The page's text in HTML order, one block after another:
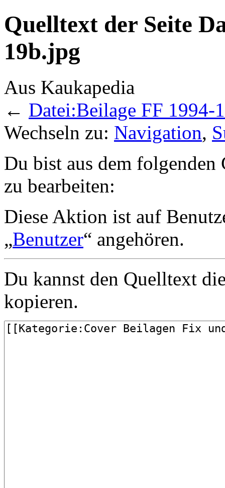
Quelltext der Seite
19b.jpg
Aus Kaukapedia
← Datei:Beilage FF 1994-
Wechseln zu: Navigation,
Du bist aus dem
zu bearbeiten:
Diese Aktion ist auf
„Benutzer“ angehören.
Du kannst den Quelltext
kopieren.